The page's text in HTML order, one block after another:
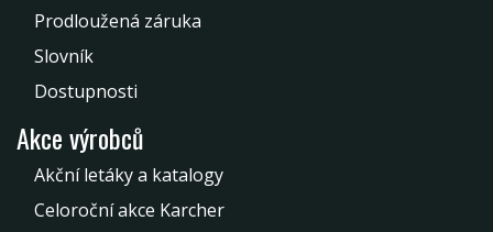
Prodloužená záruka
Slovník
Dostupnosti
Akce výrobců
Akční letáky a katalogy
Celoroční akce Karcher